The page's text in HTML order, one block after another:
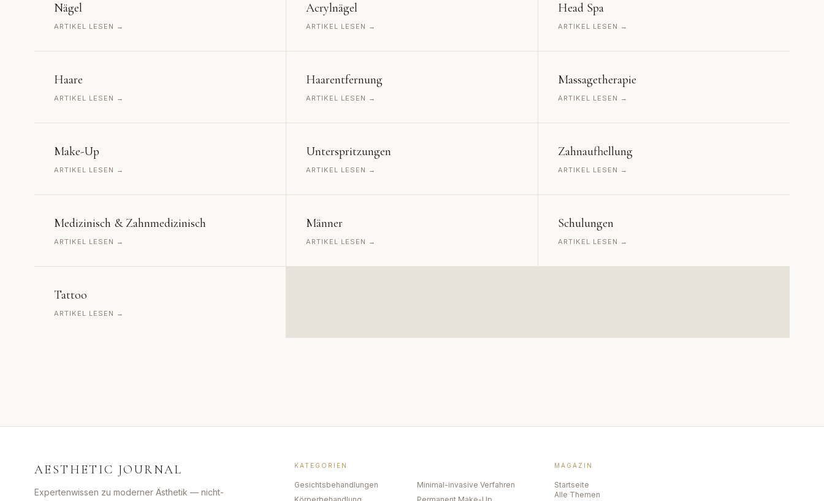
Nägel
ARTIKEL LESEN →
Acrylnägel
ARTIKEL LESEN →
Head Spa
ARTIKEL LESEN →
Haare
ARTIKEL LESEN →
Haarentfernung
ARTIKEL LESEN →
Massagetherapie
ARTIKEL LESEN →
Make-Up
ARTIKEL LESEN →
Unterspritzungen
ARTIKEL LESEN →
Zahnaufhellung
ARTIKEL LESEN →
Medizinisch & Zahnmedizinisch
ARTIKEL LESEN →
Männer
ARTIKEL LESEN →
Schulungen
ARTIKEL LESEN →
Tattoo
ARTIKEL LESEN →
AESTHETIC JOURNAL
Expertenwissen zu moderner Ästhetik — nicht-
KATEGORIEN
Gesichtsbehandlungen
Minimal-invasive Verfahren
MAGAZIN
Startseite
Alle Themen